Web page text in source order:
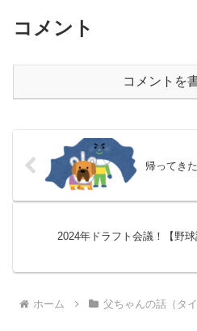
コメント
コメントを
帰ってき
2024年ドラフト会議！【野球
ホーム 父ちゃんの話（タイ